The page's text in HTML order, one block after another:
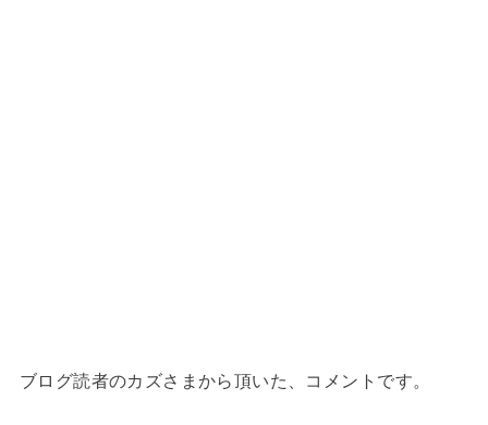
ブログ読者のカズさまから頂いた、コメントです。